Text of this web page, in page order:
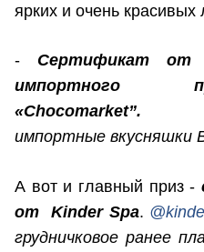
ярких и очень красивых
- Сертификат от
импортного
импортные вкусняшки
А вот и главный приз -
от Kinder Spa.
грудничковое ранее